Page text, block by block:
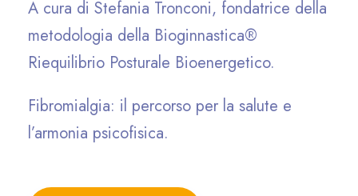
A cura di Stefania Tronconi, fondatrice della
metodologia della Bioginnastica®
Riequilibrio Posturale Bioenergetico.
Fibromialgia: il percorso per la salute e
l’armonia psicofisica.